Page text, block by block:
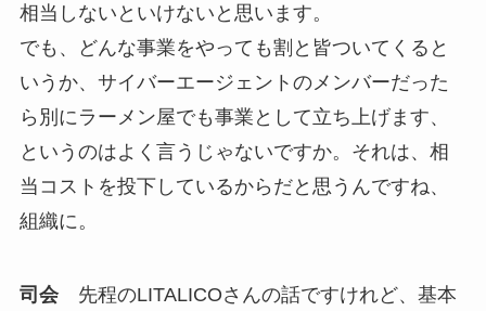
相当しないといけないと思います。
でも、どんな事業をやっても割と皆ついてくると
いうか、サイバーエージェントのメンバーだった
ら別にラーメン屋でも事業として立ち上げます、
というのはよく言うじゃないですか。それは、相
当コストを投下しているからだと思うんですね、
組織に。
司会先程のLITALICOさんの話ですけれど、基本